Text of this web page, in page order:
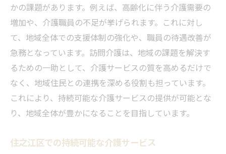
かの課題があります。例えば、高齢化に伴う介護需要の
増加や、介護職員の不足が挙げられます。これに対し
て、地域全体での支援体制の強化や、職員の待遇改善が
急務となっています。訪問介護は、地域の課題を解決す
るための一助として、介護サービスの質を高めるだけで
なく、地域住民との連携を深める役割も担っています。
これにより、持続可能な介護サービスの提供が可能とな
り、地域全体が豊かになることを目指しています。
住之江区での持続可能な介護サービス